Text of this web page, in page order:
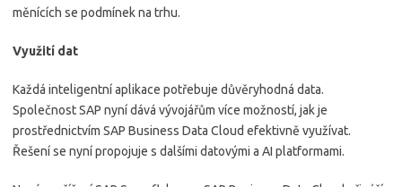
měnících se podmínek na trhu.
Využití dat
Každá inteligentní aplikace potřebuje důvěryhodná data.
Společnost SAP nyní dává vývojářům více možností, jak je
prostřednictvím SAP Business Data Cloud efektivně využívat.
Řešení se nyní propojuje s dalšími datovými a AI platformami.